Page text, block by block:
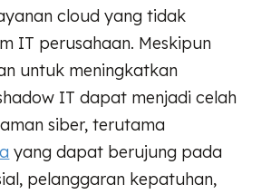
cloud yang tidak
IT perusahaan. Meskipun
untuk meningkatkan
IT dapat menjadi celah
siber, terutama
yang dapat berujung pada
pelanggaran kepatuhan,